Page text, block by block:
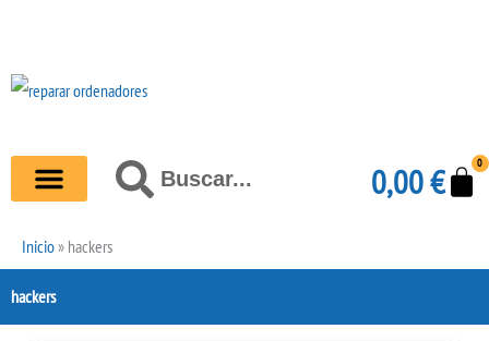
contenido
BuscarBuscar 0,00€ 0
Inicio»hackers
hackers